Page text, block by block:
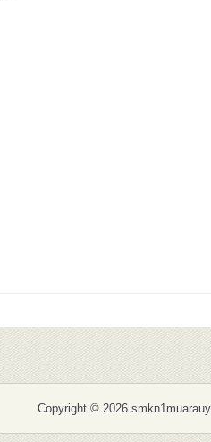
Mewujudkan
Copyright © 2026